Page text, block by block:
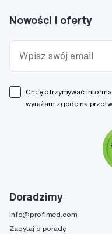
Doradzimy
info@profimed.com
Zapytaj o poradę
Nowości i oferty
Chcę otrzymywać
wyrażam zgodę na